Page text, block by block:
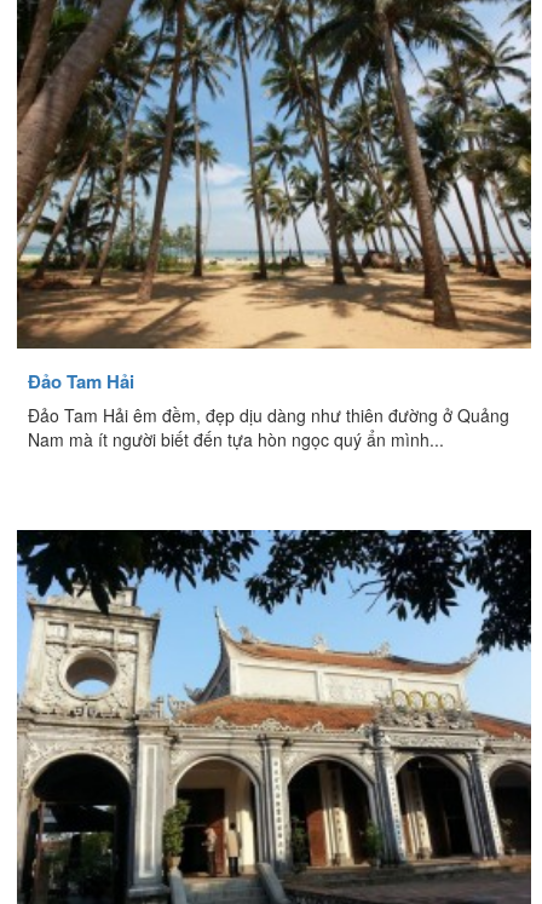
Đảo Tam Hải
Đảo Tam Hải êm đềm, đẹp dịu dàng như thiên đường ở Quảng
Nam mà ít người biết đến tựa hòn ngọc quý ẩn mình...